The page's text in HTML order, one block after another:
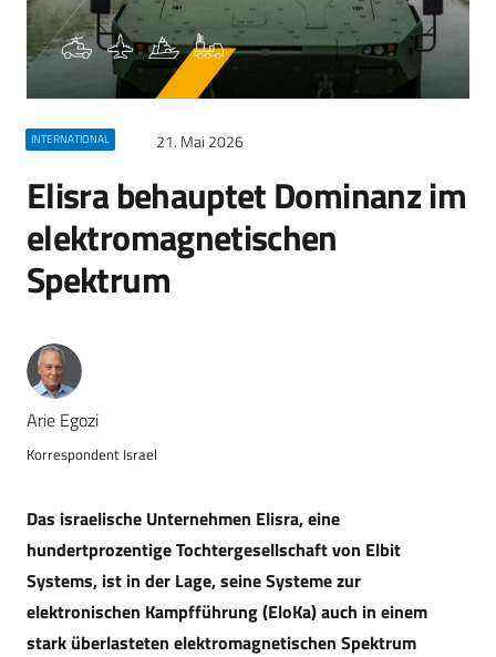
INTERNATIONAL 21. Mai 2026
Elisra behauptet Dominanz im
elektromagnetischen
Spektrum
Arie Egozi
Korrespondent Israel
Das israelische Unternehmen Elisra, eine
hundertprozentige Tochtergesellschaft von Elbit
Systems, ist in der Lage, seine Systeme zur
elektronischen Kampfführung (EloKa) auch in einem
stark überlasteten elektromagnetischen Spektrum